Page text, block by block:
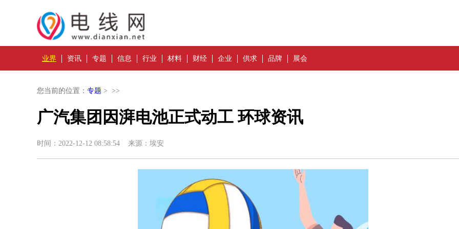
业界 资讯 专题 信息 行业 材料 财经 企业 供求 品牌 展会
您当前的位置： 专题 > >>
广汽集团因湃电池正式动工 环球资讯
时间：2022-12-12 08:58:54 来源：埃安